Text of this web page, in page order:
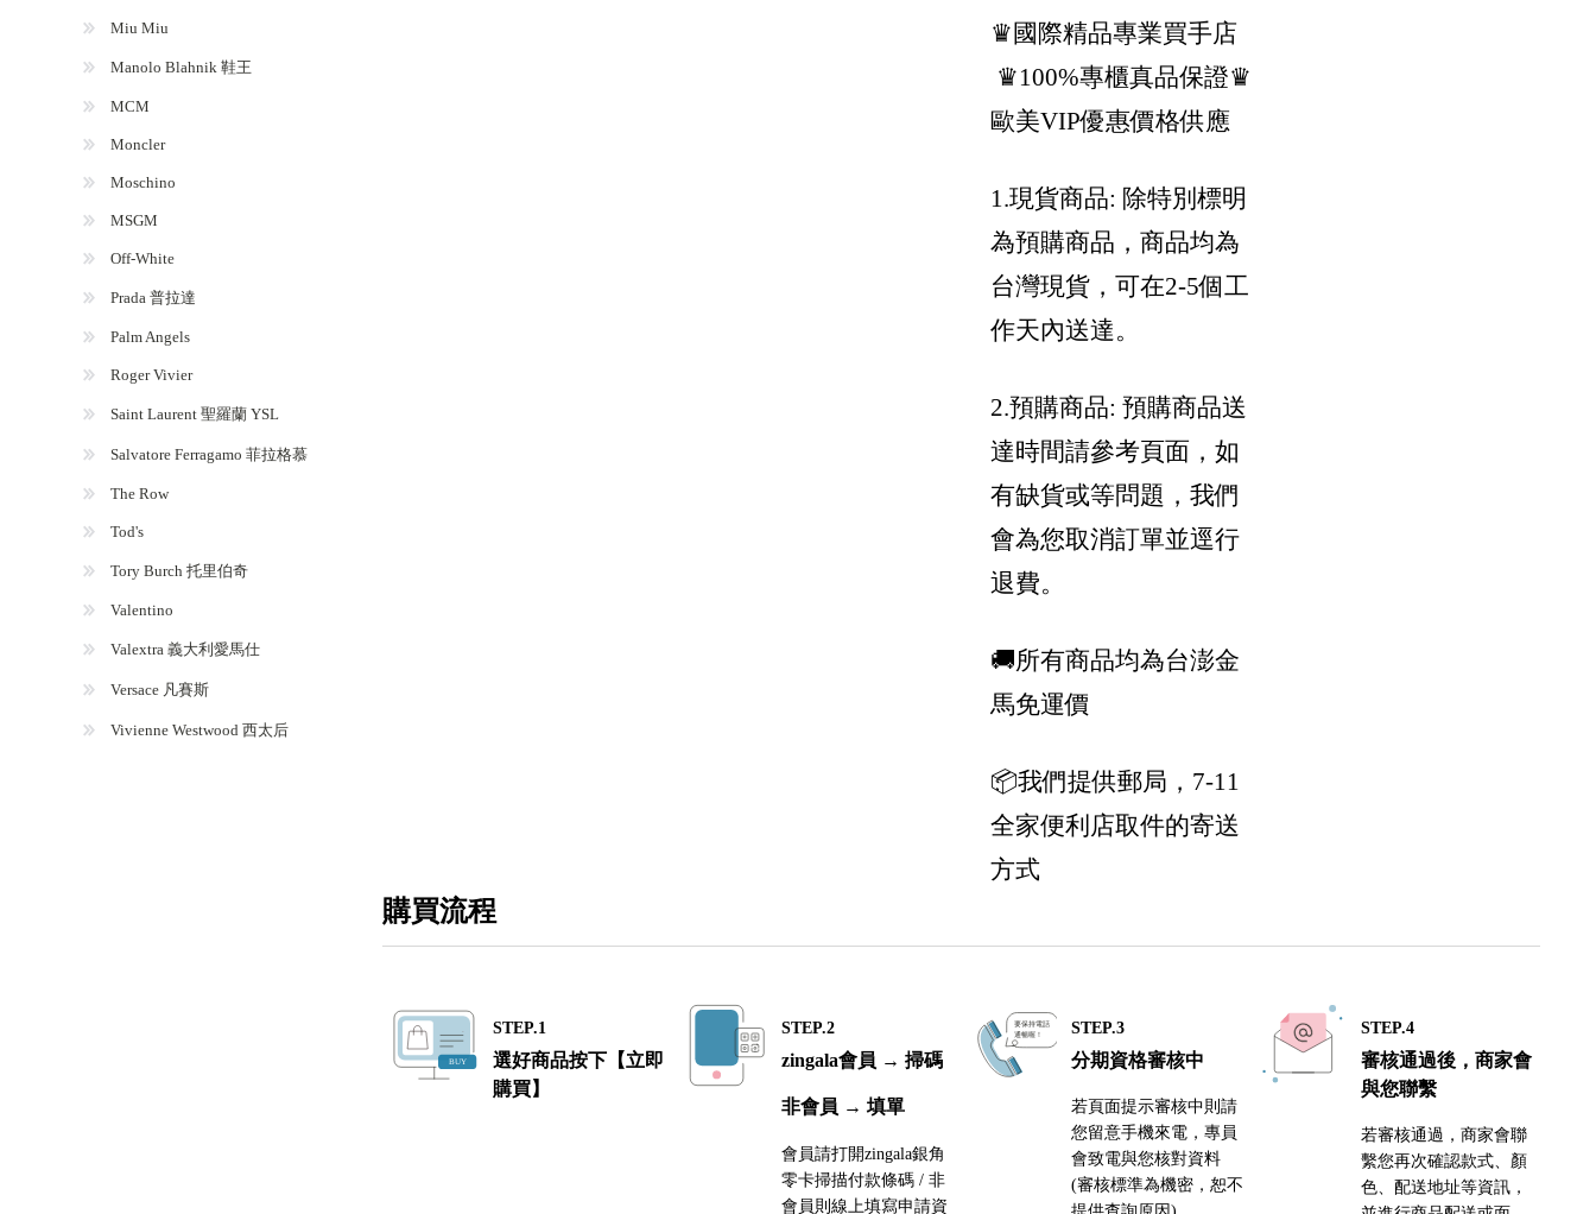
Vivienne Westwood 西太后
♛國際精品專業買手店
♛100%專櫃真品保證♛
歐美VIP優惠價格供應
1.現貨商品: 除特別標明
為預購商品，商品均為
台灣現貨，可在2-5個工
作天內送達。
2.預購商品: 預購商品送
達時間請參考頁面，如
有缺貨或等問題，我們
會為您取消訂單並逕行
退費。
🚚所有商品均為台澎金
馬免運價
📦我們提供郵局，7-11
全家便利店取件的寄送
方式
購買流程
STEP.1
選好商品按下【立即
購買】
STEP.2
zingala會員 → 掃碼
非會員 → 填單
會員請打開zingala銀角
零卡掃描付款條碼 / 非
會員則線上填寫申請資
STEP.3
分期資格審核中
若頁面提示審核中則請
您留意手機來電，專員
會致電與您核對資料
(審核標準為機密，恕不
STEP.4
審核通過後，商家會
與您聯繫
若審核通過，商家會聯
繫您再次確認款式、顏
色、配送地址等資訊，
Miu Miu
Manolo Blahnik 鞋王
MCM
Moncler
Moschino
MSGM
Off-White
Prada 普拉達
Palm Angels
Roger Vivier
Saint Laurent 聖羅蘭 YSL
Salvatore Ferragamo 菲拉格慕
The Row
Tod's
Tory Burch 托里伯奇
Valentino
Valextra 義大利愛馬仕
Versace 凡賽斯
Vivienne Westwood 西太后